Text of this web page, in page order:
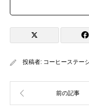
投稿者: コーヒーステー